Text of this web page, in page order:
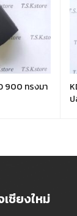
900 ทรงมา
ชียงใหม่